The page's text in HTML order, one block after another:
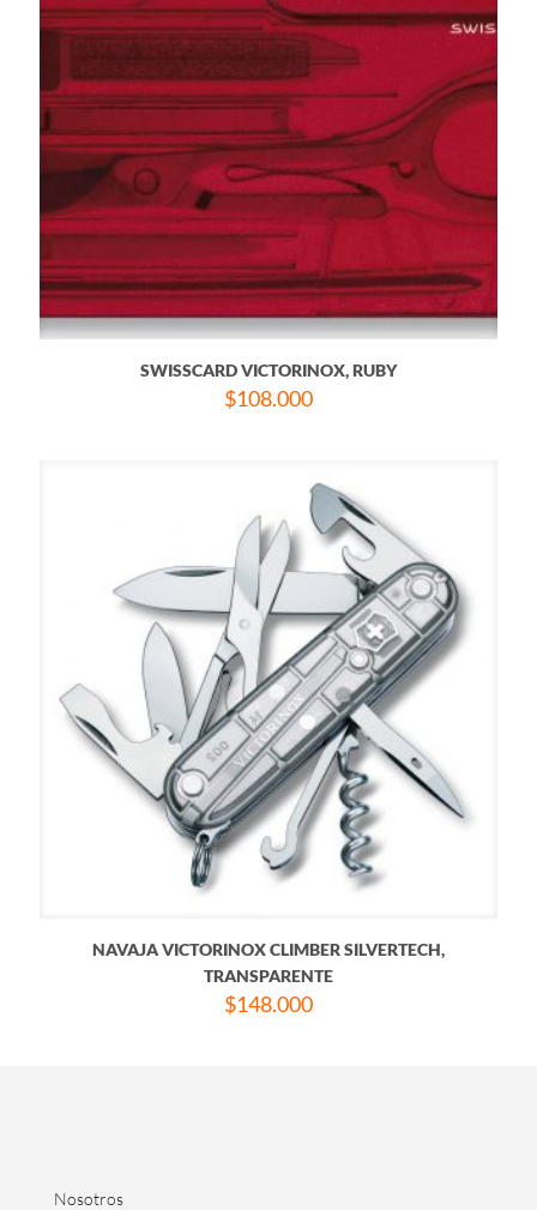
SWISSCARD VICTORINOX, RUBY
$108.000
NAVAJA VICTORINOX CLIMBER SILVERTECH,
TRANSPARENTE
$148.000
Nosotros